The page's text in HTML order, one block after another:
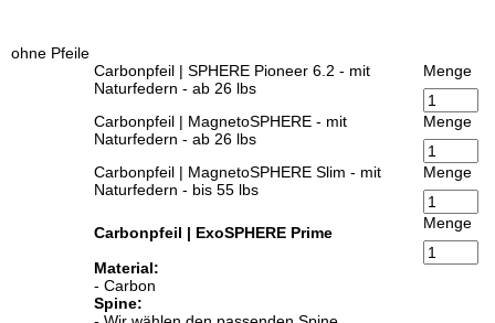
ohne Pfeile
Carbonpfeil | SPHERE Pioneer 6.2 - mit
Naturfedern - ab 26 lbs
Menge
Carbonpfeil | MagnetoSPHERE - mit
Naturfedern - ab 26 lbs
Menge
Carbonpfeil | MagnetoSPHERE Slim - mit
Naturfedern - bis 55 lbs
Menge
Carbonpfeil | ExoSPHERE Prime
Material:
- Carbon
Spine:
Menge